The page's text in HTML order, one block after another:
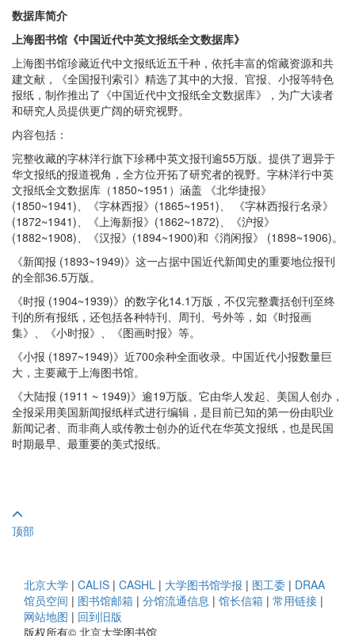
数据库简介
上海图书馆《中国近代中英文报纸全文数据库》
上海图书馆珍藏近代中文报纸近五千种，依托丰富的馆藏资源和共
建文献，《全国报刊索引》精选了其中的大报、官报、小报等特色
报纸，制作推出了《中国近代中文报纸全文数据库》，为广大读者
和研究人员提供更广阔的研究视野。
内容包括：
完整收藏的字林洋行旗下珍稀中英文报刊逾55万版。提供了迥异于
华文报纸的报道视角，全方位开拓了研究者的视野。字林洋行中英
文报纸全文数据库（1850~1951）涵盖 《北华捷报》
(1850~1941)、《字林西报》(1865~1951)、 《字林西报行名录》
(1872~1941)、《上海新报》(1862~1872)、《沪报》
(1882~1908)、《汉报》(1894~1900)和《消闲报》 (1898~1906)。
《新闻报 (1893~1949)》这一占据中国近代新闻史的重要地位报刊
的全部36.5万版。
《时报 (1904~1939)》的数字化14.1万版，不仅完整囊括创刊至终
刊的所有报纸，还包括各种特刊、周刊、号外等，如《时报画
集》、《小时报》、《图画时报》等。
《小报 (1897~1949)》近700余种全面收录。中国近代小报数量巨
大，主要藏于上海图书馆。
《大陆报 (1911 ~ 1949)》逾19万版。它由华人发起、美国人创办，
全报采用美国新闻报纸样式进行编辑，是目前已知的第一份由职业
新闻记者、而非商人或传教士创办的近代在华英文报纸，也是民国
时期最早、最重要的美式报纸。
顶部
北京大学 | CALIS | CASHL | 大学图书馆学报 | 图工委 | DRAA
馆员空间 | 图书馆邮箱 | 分馆流通信息 | 馆长信箱 | 常用链接 |
网站地图 | 回到旧版
版权所有© 北京大学图书馆